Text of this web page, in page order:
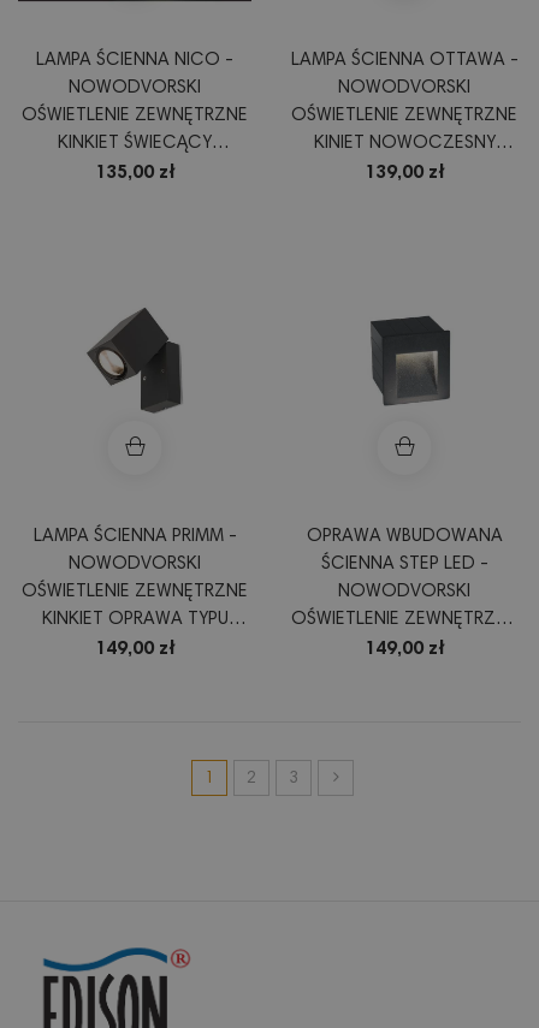
LAMPA ŚCIENNA NICO -
NOWODVORSKI
OŚWIETLENIE ZEWNĘTRZNE
KINKIET ŚWIECĄCY
DWUKIERUNKOWO OPRAWA
135,00 zł
LAMPA ŚCIENNA OTTAWA -
NOWODVORSKI
OŚWIETLENIE ZEWNĘTRZNE
KINIET NOWOCZESNY
KOLOR GRAFIT
139,00 zł
LAMPA ŚCIENNA PRIMM -
NOWODVORSKI
OŚWIETLENIE ZEWNĘTRZNE
KINKIET OPRAWA TYPU
REFLEKTOR KOLOR GRAFIT
149,00 zł
OPRAWA WBUDOWANA
ŚCIENNA STEP LED -
NOWODVORSKI
OŚWIETLENIE ZEWNĘTRZNE
KOLOR GRAFIT
149,00 zł
1 2 3